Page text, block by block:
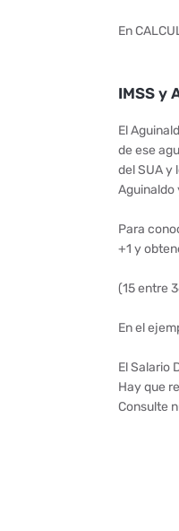
En
IMSS y
El
de ese
del SUA y
Aguinaldo
Para
+1 y
(15 entre
En el
El Salario
Hay que
Consulte